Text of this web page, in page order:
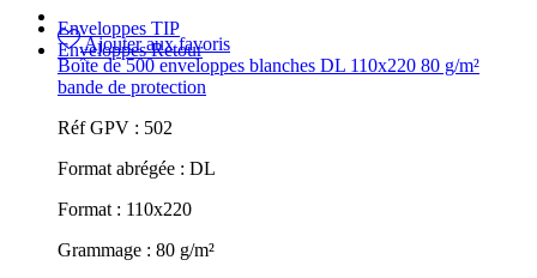
Enveloppes TIP
Enveloppes Retour
Ajouter aux favoris
Boîte de 500 enveloppes blanches DL 110x220 80 g/m²
bande de protection
Réf GPV : 502
Format abrégée : DL
Format : 110x220
Grammage : 80 g/m²